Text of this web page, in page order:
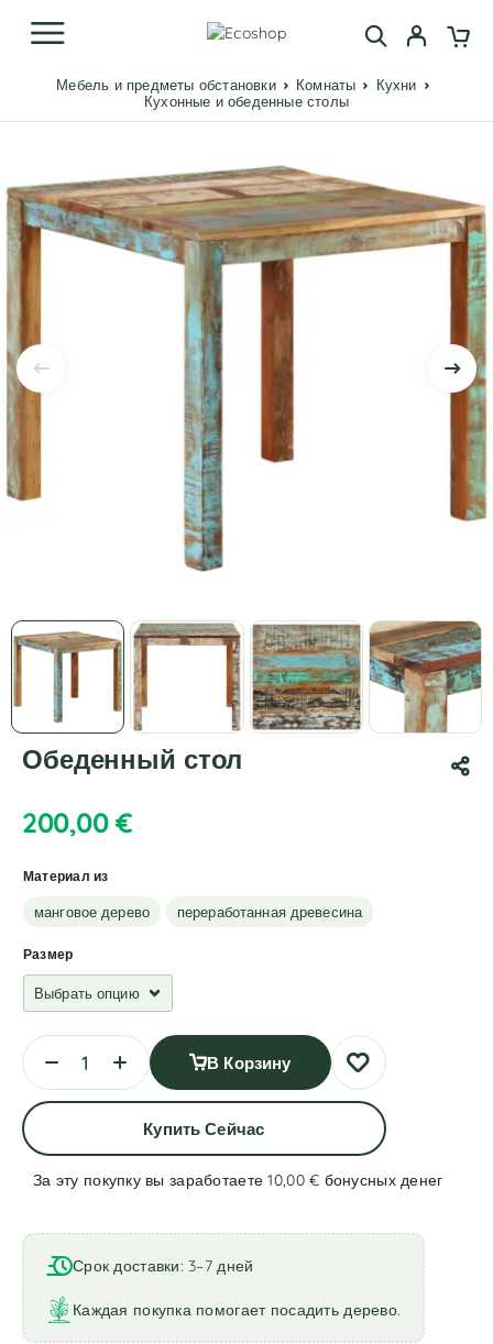
Мебель и предметы обстановки Комнаты
Кухни
Кухонные и обеденные столы
Обеденный стол
200,00€
Материал из
манговое дерево переработанная древесина
Размер
В Корзину
Купить Сейчас
За эту покупку вы заработаете 10,00 € бонусных денег
l
t
e
r
n
Срок доставки: 3–7 дней
Каждая покупка помогает посадить дерево.